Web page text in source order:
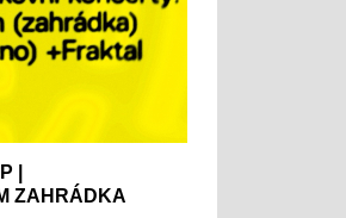
|
ZAHRÁDKA